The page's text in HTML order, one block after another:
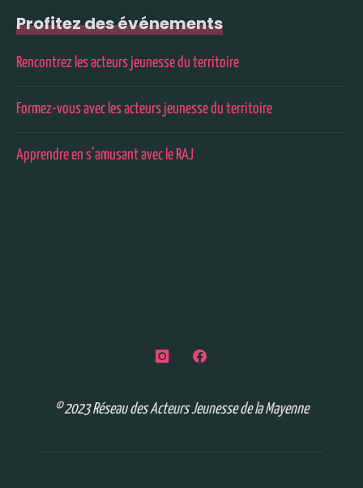
Profitez des événements
Rencontrez les acteurs jeunesse du territoire
Formez-vous avec les acteurs jeunesse du territoire
Apprendre en s’amusant avec le RAJ
© 2023 Réseau des Acteurs Jeunesse de la Mayenne